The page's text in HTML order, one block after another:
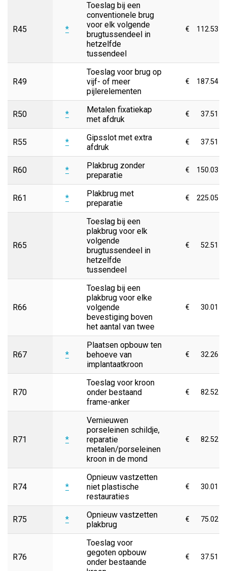
R45 *
Toeslag bij een
conventionele brug
voor elk volgende
brugtussendeel in
hetzelfde
tussendeel
€ 112.53
R49
Toeslag voor brug op
vijf- of meer
pijlerelementen
€ 187.54
R50 *
Metalen fixatiekap
met afdruk
€ 37.51
R55 *
Gipsslot met extra
afdruk
€ 37.51
R60 *
Plakbrug zonder
preparatie
€ 150.03
R61 *
Plakbrug met
preparatie
€ 225.05
R65
Toeslag bij een
plakbrug voor elk
volgende
brugtussendeel in
hetzelfde
tussendeel
€ 52.51
R66
Toeslag bij een
plakbrug voor elke
volgende
bevestiging boven
het aantal van twee
€ 30.01
R67 *
Plaatsen opbouw ten
behoeve van
implantaatkroon
€ 32.26
R70
Toeslag voor kroon
onder bestaand
frame-anker
€ 82.52
R71 *
Vernieuwen
porseleinen schildje,
reparatie
metalen/porseleinen
kroon in de mond
€ 82.52
R74 *
Opnieuw vastzetten
niet plastische
restauraties
€ 30.01
R75 *
Opnieuw vastzetten
plakbrug
€ 75.02
R76
Toeslag voor
gegoten opbouw
onder bestaande
€ 37.51